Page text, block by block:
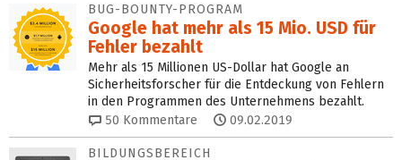
BUG-BOUNTY-PROGRAM
Google hat mehr als 15 Mio. USD für
Fehler bezahlt
Mehr als 15 Millionen US-Dollar hat Google an
Sicherheitsforscher für die Entdeckung von Fehlern
in den Programmen des Unternehmens bezahlt.
50 Kommentare 09.02.2019
BILDUNGSBEREICH